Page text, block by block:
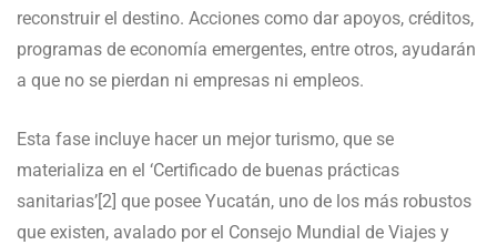
reconstruir el destino. Acciones como dar apoyos, créditos,
programas de economía emergentes, entre otros, ayudarán
a que no se pierdan ni empresas ni empleos.
Esta fase incluye hacer un mejor turismo, que se
materializa en el ‘Certificado de buenas prácticas
sanitarias’[2] que posee Yucatán, uno de los más robustos
que existen, avalado por el Consejo Mundial de Viajes y